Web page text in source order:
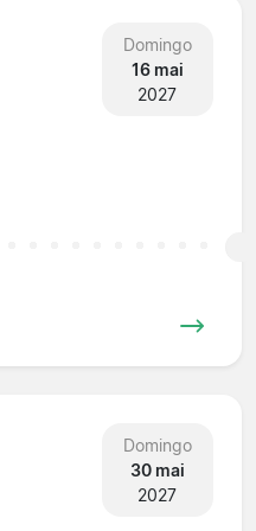
Domingo
16 mai
2027
Domingo
30 mai
2027